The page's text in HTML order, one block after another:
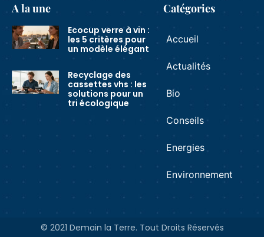
A la une
Ecocup verre à vin :
les 5 critères pour
un modèle élégant
Recyclage des
cassettes vhs : les
solutions pour un
tri écologique
Catégories
Accueil
Actualités
Bio
Conseils
Energies
Environnement
© 2021 Demain la Terre. Tout Droits Réservés